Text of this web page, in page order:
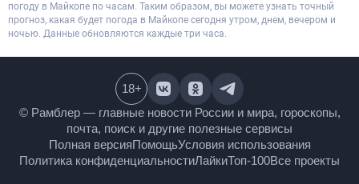
погоду в Майкопе по часам. Таким образом, вы можете узнать точный
прогноз, какая будет погода в Майкопе сегодня утром, днем, вечером и
ночью. Данные обновляются каждые три часа.
© Рамблер — главные новости России и мира,
гороскопы, почта, поиск и другие полезные сервисы
Полная версияПомощьУсловия использования
Политика конфиденциальностиЛайкиТоп-100
18+